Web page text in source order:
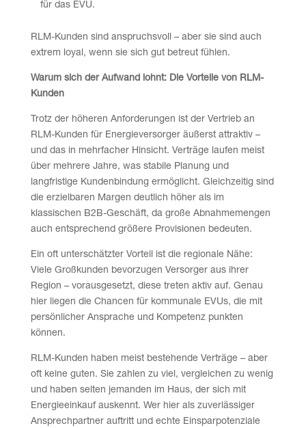
für das EVU.
RLM-Kunden sind anspruchsvoll – aber sie sind auch
extrem loyal, wenn sie sich gut betreut fühlen.
Warum sich der Aufwand lohnt: Die Vorteile von RLM-
Kunden
Trotz der höheren Anforderungen ist der Vertrieb an
RLM-Kunden für Energieversorger äußerst attraktiv –
und das in mehrfacher Hinsicht. Verträge laufen meist
über mehrere Jahre, was stabile Planung und
langfristige Kundenbindung ermöglicht. Gleichzeitig sind
die erzielbaren Margen deutlich höher als im
klassischen B2B-Geschäft, da große Abnahmemengen
auch entsprechend größere Provisionen bedeuten.
Ein oft unterschätzter Vorteil ist die regionale Nähe:
Viele Großkunden bevorzugen Versorger aus ihrer
Region – vorausgesetzt, diese treten aktiv auf. Genau
hier liegen die Chancen für kommunale EVUs, die mit
persönlicher Ansprache und Kompetenz punkten
können.
RLM-Kunden haben meist bestehende Verträge – aber
oft keine guten. Sie zahlen zu viel, vergleichen zu wenig
und haben selten jemanden im Haus, der sich mit
Energieeinkauf auskennt. Wer hier als zuverlässiger
Ansprechpartner auftritt und echte Einsparpotenziale